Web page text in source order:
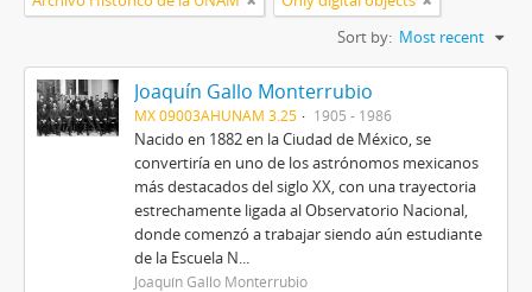
Sort by: Most recent
Joaquín Gallo Monterrubio
MX 09003AHUNAM 3.25 1905 - 1986
Nacido en 1882 en la Ciudad de México, se
convertiría en uno de los astrónomos mexicanos
más destacados del siglo XX, con una trayectoria
estrechamente ligada al Observatorio Nacional,
donde comenzó a trabajar siendo aún estudiante
de la Escuela N...
Joaquín Gallo Monterrubio